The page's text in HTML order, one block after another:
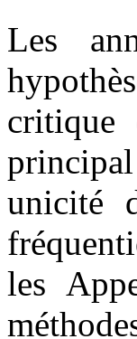
Les
critique
unicité
les